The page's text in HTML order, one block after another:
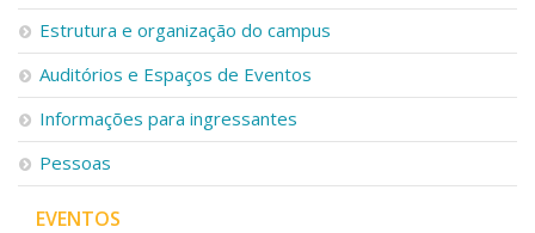
Estrutura e organização do campus
Auditórios e Espaços de Eventos
Informações para ingressantes
Pessoas
EVENTOS